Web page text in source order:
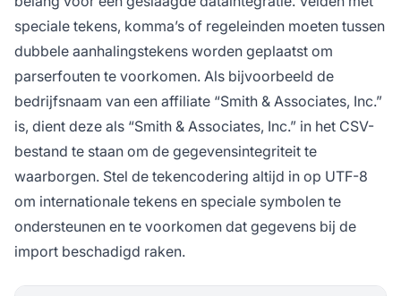
speciale tekens, komma’s of regeleinden moeten tussen
dubbele aanhalingstekens worden geplaatst om
parserfouten te voorkomen. Als bijvoorbeeld de
bedrijfsnaam van een affiliate “Smith & Associates, Inc.”
is, dient deze als “Smith & Associates, Inc.” in het CSV-
bestand te staan om de gegevensintegriteit te
waarborgen. Stel de tekencodering altijd in op UTF-8
om internationale tekens en speciale symbolen te
ondersteunen en te voorkomen dat gegevens bij de
import beschadigd raken.